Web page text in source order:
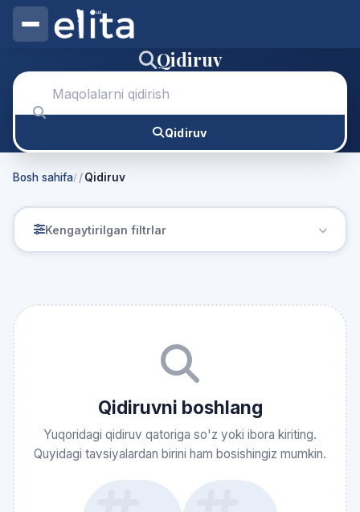
Qidiruv
Maqolalarni qidirish
Qidiruv
Bosh sahifa/ Qidiruv
Kengaytirilgan filtrlar
Qidiruv natijalari
Qidiruvni boshlang
Yuqoridagi qidiruv qatoriga so'z yoki ibora kiriting.
Quyidagi tavsiyalardan birini ham bosishingiz mumkin.